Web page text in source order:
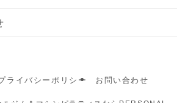
ライバシーポリシー お問い合わせ